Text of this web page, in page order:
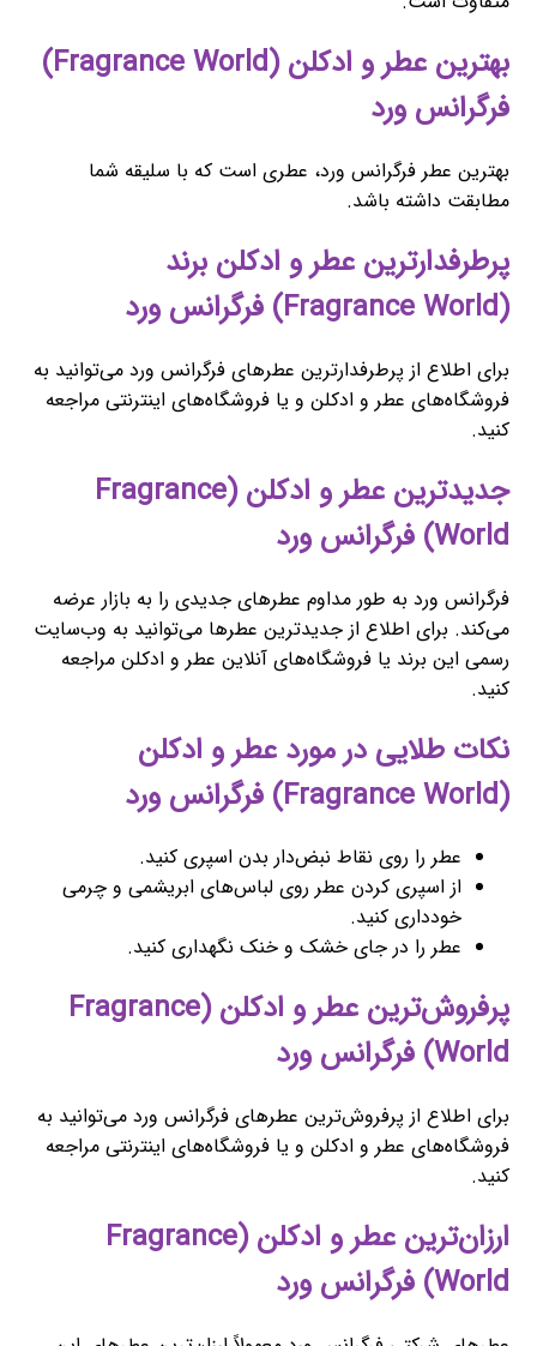
بهترین عطر و ادکلن (Fragrance World)
فرگرانس ورد
بهترین عطر فرگرانس ورد، عطری است که با سلیقه شما
مطابقت داشته باشد.
پرطرفدارترین عطر و ادکلن برند
(Fragrance World) فرگرانس ورد
برای اطلاع از پرطرفدارترین عطرهای فرگرانس ورد می‌توانید به
فروشگاه‌های عطر و ادکلن و یا فروشگاه‌های اینترنتی مراجعه
کنید.
جدیدترین عطر و ادکلن (Fragrance
World) فرگرانس ورد
فرگرانس ورد به طور مداوم عطرهای جدیدی را به بازار عرضه
می‌کند. برای اطلاع از جدیدترین عطرها می‌توانید به وب‌سایت
رسمی این برند یا فروشگاه‌های آنلاین عطر و ادکلن مراجعه
کنید.
نکات طلایی در مورد عطر و ادکلن
(Fragrance World) فرگرانس ورد
عطر را روی نقاط نبض‌دار بدن اسپری کنید.
از اسپری کردن عطر روی لباس‌های ابریشمی و چرمی
خودداری کنید.
عطر را در جای خشک و خنک نگهداری کنید.
پرفروش‌ترین عطر و ادکلن (Fragrance
World) فرگرانس ورد
برای اطلاع از پرفروش‌ترین عطرهای فرگرانس ورد می‌توانید به
فروشگاه‌های عطر و ادکلن و یا فروشگاه‌های اینترنتی مراجعه
کنید.
ارزان‌ترین عطر و ادکلن (Fragrance
World) فرگرانس ورد